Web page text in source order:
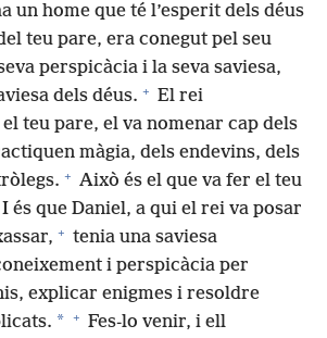
un home que té l’esperit dels déus
teu pare, era conegut pel seu
perspicàcia i la seva saviesa,
dels déus. + El rei
teu pare, el va nomenar cap dels
màgia, dels endevins, dels
+ Això és el que va fer el teu
I és que Daniel, a qui el rei va posar
+ tenia una saviesa
i perspicàcia per
explicar enigmes i resoldre
* + Fes-lo venir, i ell